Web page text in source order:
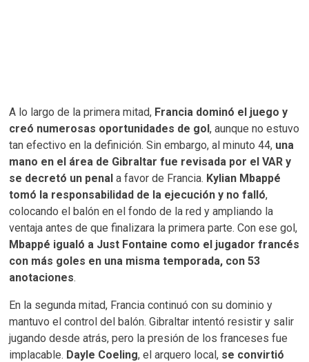
A lo largo de la primera mitad, Francia dominó el juego y
creó numerosas oportunidades de gol, aunque no estuvo
tan efectivo en la definición. Sin embargo, al minuto 44, una
mano en el área de Gibraltar fue revisada por el VAR y
se decretó un penal a favor de Francia. Kylian Mbappé
tomó la responsabilidad de la ejecución y no falló,
colocando el balón en el fondo de la red y ampliando la
ventaja antes de que finalizara la primera parte. Con ese gol,
Mbappé igualó a Just Fontaine como el jugador francés
con más goles en una misma temporada, con 53
anotaciones.
En la segunda mitad, Francia continuó con su dominio y
mantuvo el control del balón. Gibraltar intentó resistir y salir
jugando desde atrás, pero la presión de los franceses fue
implacable. Dayle Coeling, el arquero local, se convirtió